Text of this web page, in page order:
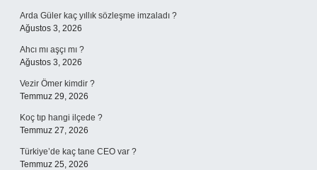
Arda Güler kaç yıllık sözleşme imzaladı ?
Ağustos 3, 2026
Ahcı mı aşçı mı ?
Ağustos 3, 2026
Vezir Ömer kimdir ?
Temmuz 29, 2026
Koç tıp hangi ilçede ?
Temmuz 27, 2026
Türkiye’de kaç tane CEO var ?
Temmuz 25, 2026